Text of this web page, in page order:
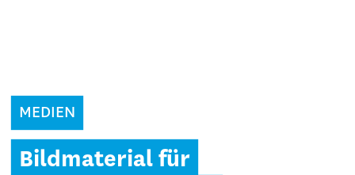
MEDIEN
Bildmaterial für